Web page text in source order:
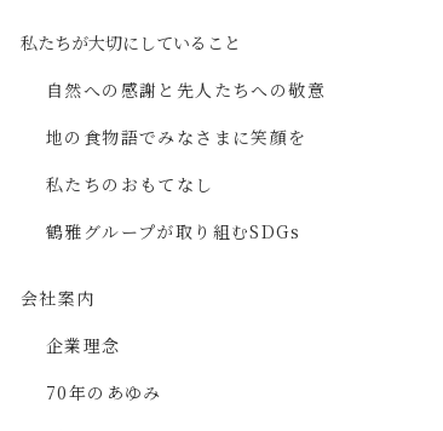
私たちが大切にしていること
自然への感謝と 先人たちへの敬意
地の食物語でみなさまに笑顔を
私たちのおもてなし
鶴雅グループが取り組むSDGs
会社案内
企業理念
70年のあゆみ